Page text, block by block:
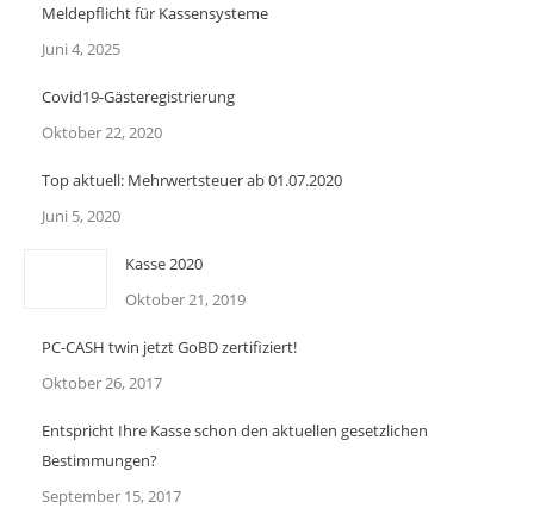
Meldepflicht für Kassensysteme
Juni 4, 2025
Covid19-Gästeregistrierung
Oktober 22, 2020
Top aktuell: Mehrwertsteuer ab 01.07.2020
Juni 5, 2020
Kasse 2020
Oktober 21, 2019
PC-CASH twin jetzt GoBD zertifiziert!
Oktober 26, 2017
Entspricht Ihre Kasse schon den aktuellen gesetzlichen
Bestimmungen?
September 15, 2017